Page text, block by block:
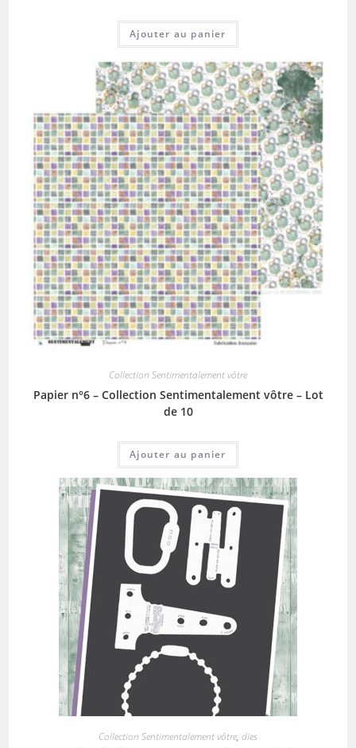
Ajouter au panier
Collection Sentimentalement vôtre
Papier n°6 – Collection Sentimentalement vôtre – Lot
de 10
Ajouter au panier
Collection Sentimentalement vôtre, dies